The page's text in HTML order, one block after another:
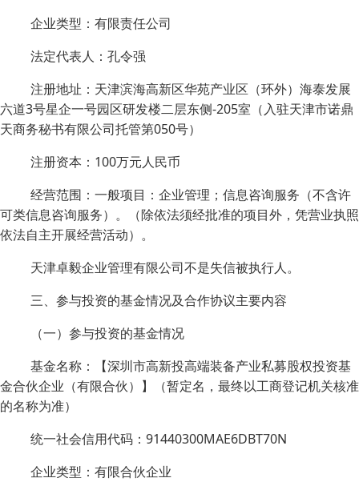
企业类型：有限责任公司
法定代表人：孔令强
注册地址：天津滨海高新区华苑产业区（环外）海泰发展
六道3号星企一号园区研发楼二层东侧-205室（入驻天津市诺鼎
天商务秘书有限公司托管第050号）
注册资本：100万元人民币
经营范围：一般项目：企业管理；信息咨询服务（不含许
可类信息咨询服务）。（除依法须经批准的项目外，凭营业执照
依法自主开展经营活动）。
天津卓毅企业管理有限公司不是失信被执行人。
三、参与投资的基金情况及合作协议主要内容
（一）参与投资的基金情况
基金名称：【深圳市高新投高端装备产业私募股权投资基
金合伙企业（有限合伙）】（暂定名，最终以工商登记机关核准
的名称为准）
统一社会信用代码：91440300MAE6DBT70N
企业类型：有限合伙企业